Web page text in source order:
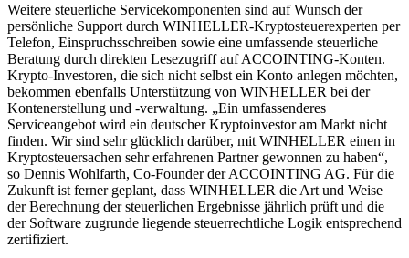
Weitere steuerliche Servicekomponenten sind auf Wunsch der
persönliche Support durch WINHELLER-Kryptosteuerexperten per
Telefon, Einspruchsschreiben sowie eine umfassende steuerliche
Beratung durch direkten Lesezugriff auf ACCOINTING-Konten.
Krypto-Investoren, die sich nicht selbst ein Konto anlegen möchten,
bekommen ebenfalls Unterstützung von WINHELLER bei der
Kontenerstellung und -verwaltung. „Ein umfassenderes
Serviceangebot wird ein deutscher Kryptoinvestor am Markt nicht
finden. Wir sind sehr glücklich darüber, mit WINHELLER einen in
Kryptosteuersachen sehr erfahrenen Partner gewonnen zu haben“,
so Dennis Wohlfarth, Co-Founder der ACCOINTING AG. Für die
Zukunft ist ferner geplant, dass WINHELLER die Art und Weise
der Berechnung der steuerlichen Ergebnisse jährlich prüft und die
der Software zugrunde liegende steuerrechtliche Logik entsprechend
zertifiziert.